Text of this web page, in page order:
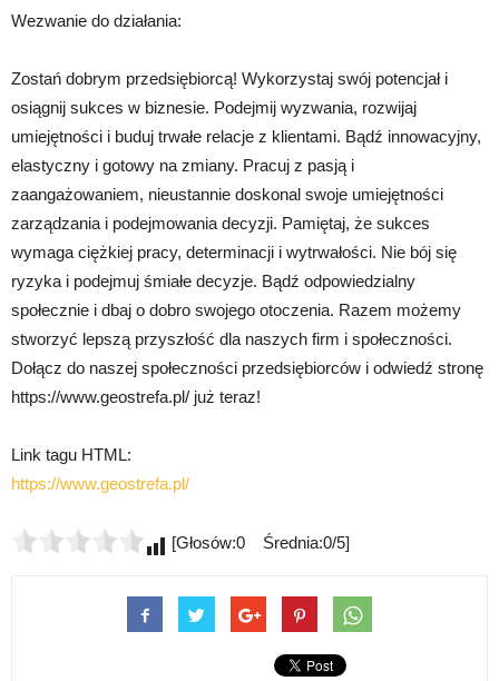
Wezwanie do działania:
Zostań dobrym przedsiębiorcą! Wykorzystaj swój potencjał i
osiągnij sukces w biznesie. Podejmij wyzwania, rozwijaj
umiejętności i buduj trwałe relacje z klientami. Bądź innowacyjny,
elastyczny i gotowy na zmiany. Pracuj z pasją i
zaangażowaniem, nieustannie doskonal swoje umiejętności
zarządzania i podejmowania decyzji. Pamiętaj, że sukces
wymaga ciężkiej pracy, determinacji i wytrwałości. Nie bój się
ryzyka i podejmuj śmiałe decyzje. Bądź odpowiedzialny
społecznie i dbaj o dobro swojego otoczenia. Razem możemy
stworzyć lepszą przyszłość dla naszych firm i społeczności.
Dołącz do naszej społeczności przedsiębiorców i odwiedź stronę
https://www.geostrefa.pl/ już teraz!
Link tagu HTML:
https://www.geostrefa.pl/
[Głosów:0 Średnia:0/5]